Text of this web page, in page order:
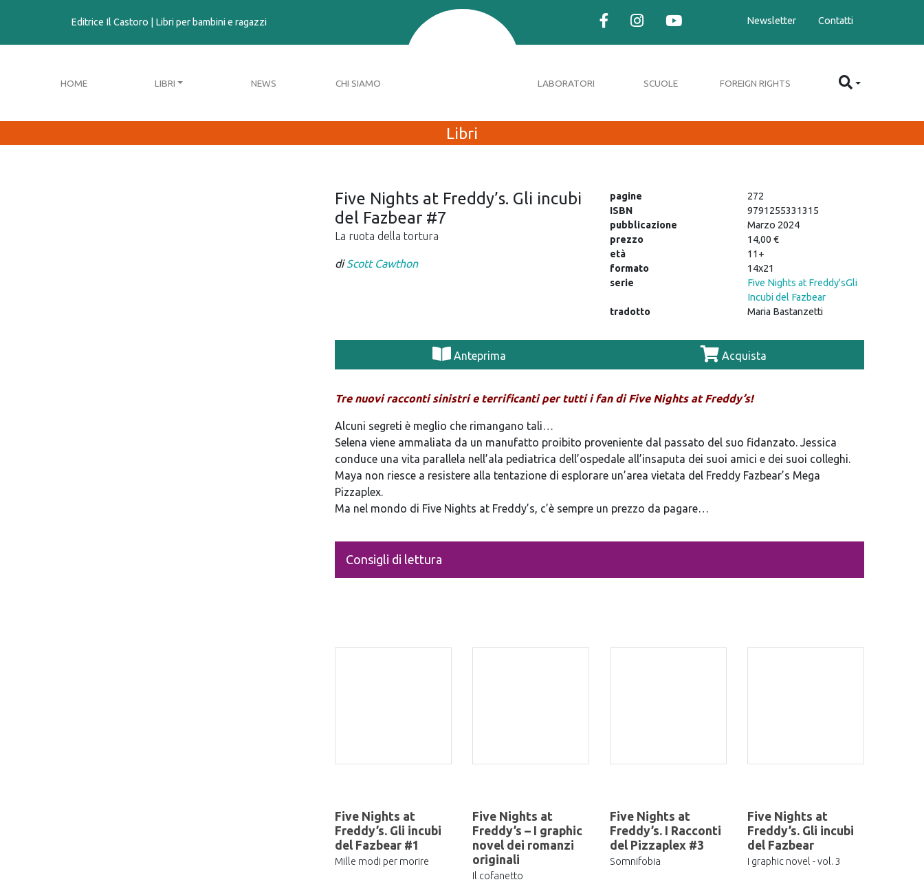
Editrice Il Castoro | Libri per bambini e ragazzi Newsletter Contatti
HOME LIBRI NEWS CHI SIAMO LABORATORI SCUOLE FOREIGN RIGHTS
Libri
Five Nights at Freddy’s. Gli incubi
del Fazbear #7
La ruota della tortura
diScott Cawthon
pagine
272
ISBN
9791255331315
pubblicazione
Marzo 2024
prezzo
14,00 €
età
11+
formato
14x21
serie
Five Nights at Freddy'sGli
Incubi del Fazbear
tradotto
Maria Bastanzetti
Anteprima Acquista
Tre nuovi racconti sinistri e terrificanti per tutti i fan di Five Nights at Freddy’s!
Alcuni segreti è meglio che rimangano tali…
Selena viene ammaliata da un manufatto proibito proveniente dal passato del suo fidanzato. Jessica
conduce una vita parallela nell’ala pediatrica dell’ospedale all’insaputa dei suoi amici e dei suoi colleghi.
Maya non riesce a resistere alla tentazione di esplorare un’area vietata del Freddy Fazbear’s Mega
Pizzaplex.
Ma nel mondo di Five Nights at Freddy’s, c’è sempre un prezzo da pagare…
Consigli di lettura
Five Nights at
Freddy’s. Gli incubi
del Fazbear #1
Mille modi per morire
Five Nights at
Freddy’s – I graphic
novel dei romanzi
originali
Il cofanetto
Five Nights at
Freddy’s. I Racconti
del Pizzaplex #3
Somnifobia
Five Nights at
Freddy’s. Gli incubi
del Fazbear
I graphic novel - vol. 3